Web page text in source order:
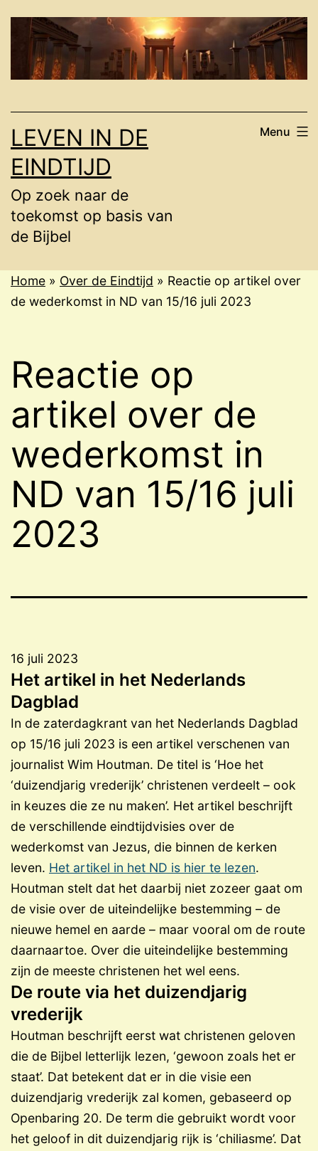
inhoud
LEVEN IN DE
EINDTIJD
Op zoek naar de
toekomst op basis van
de Bijbel
Menu
Home » Over de Eindtijd » Reactie op artikel over
de wederkomst in ND van 15/16 juli 2023
Reactie op
artikel over de
wederkomst in
ND van 15/16 juli
2023
16 juli 2023
Het artikel in het Nederlands
Dagblad
In de zaterdagkrant van het Nederlands Dagblad
op 15/16 juli 2023 is een artikel verschenen van
journalist Wim Houtman. De titel is ‘Hoe het
‘duizendjarig vrederijk’ christenen verdeelt – ook
in keuzes die ze nu maken’. Het artikel beschrijft
de verschillende eindtijdvisies over de
wederkomst van Jezus, die binnen de kerken
leven. Het artikel in het ND is hier te lezen.
Houtman stelt dat het daarbij niet zozeer gaat om
de visie over de uiteindelijke bestemming – de
nieuwe hemel en aarde – maar vooral om de route
daarnaartoe. Over die uiteindelijke bestemming
zijn de meeste christenen het wel eens.
De route via het duizendjarig
vrederijk
Houtman beschrijft eerst wat christenen geloven
die de Bijbel letterlijk lezen, ‘gewoon zoals het er
staat’. Dat betekent dat er in die visie een
duizendjarig vrederijk zal komen, gebaseerd op
Openbaring 20. De term die gebruikt wordt voor
het geloof in dit duizendjarig rijk is ‘chiliasme’. Dat